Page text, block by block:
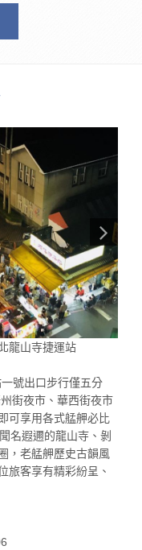
龍山寺捷運站
號出口步行僅五分
街夜市、華西街夜市
可享用各式艋舺必比
名遐邇的龍山寺、剝
，老艋舺歷史古韻風
旅客享有精彩紛呈、